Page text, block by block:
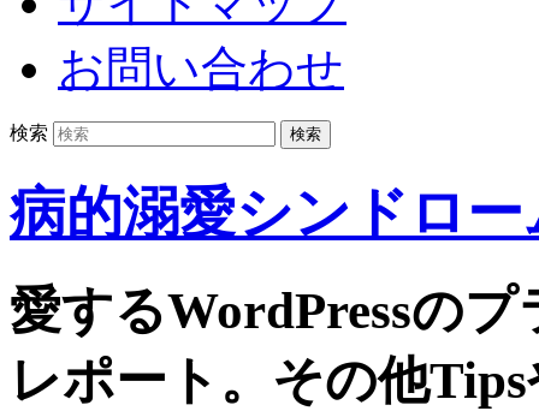
お問い合わせ
検索
病的溺愛シンドロー
愛するWordPressの
レポート。その他